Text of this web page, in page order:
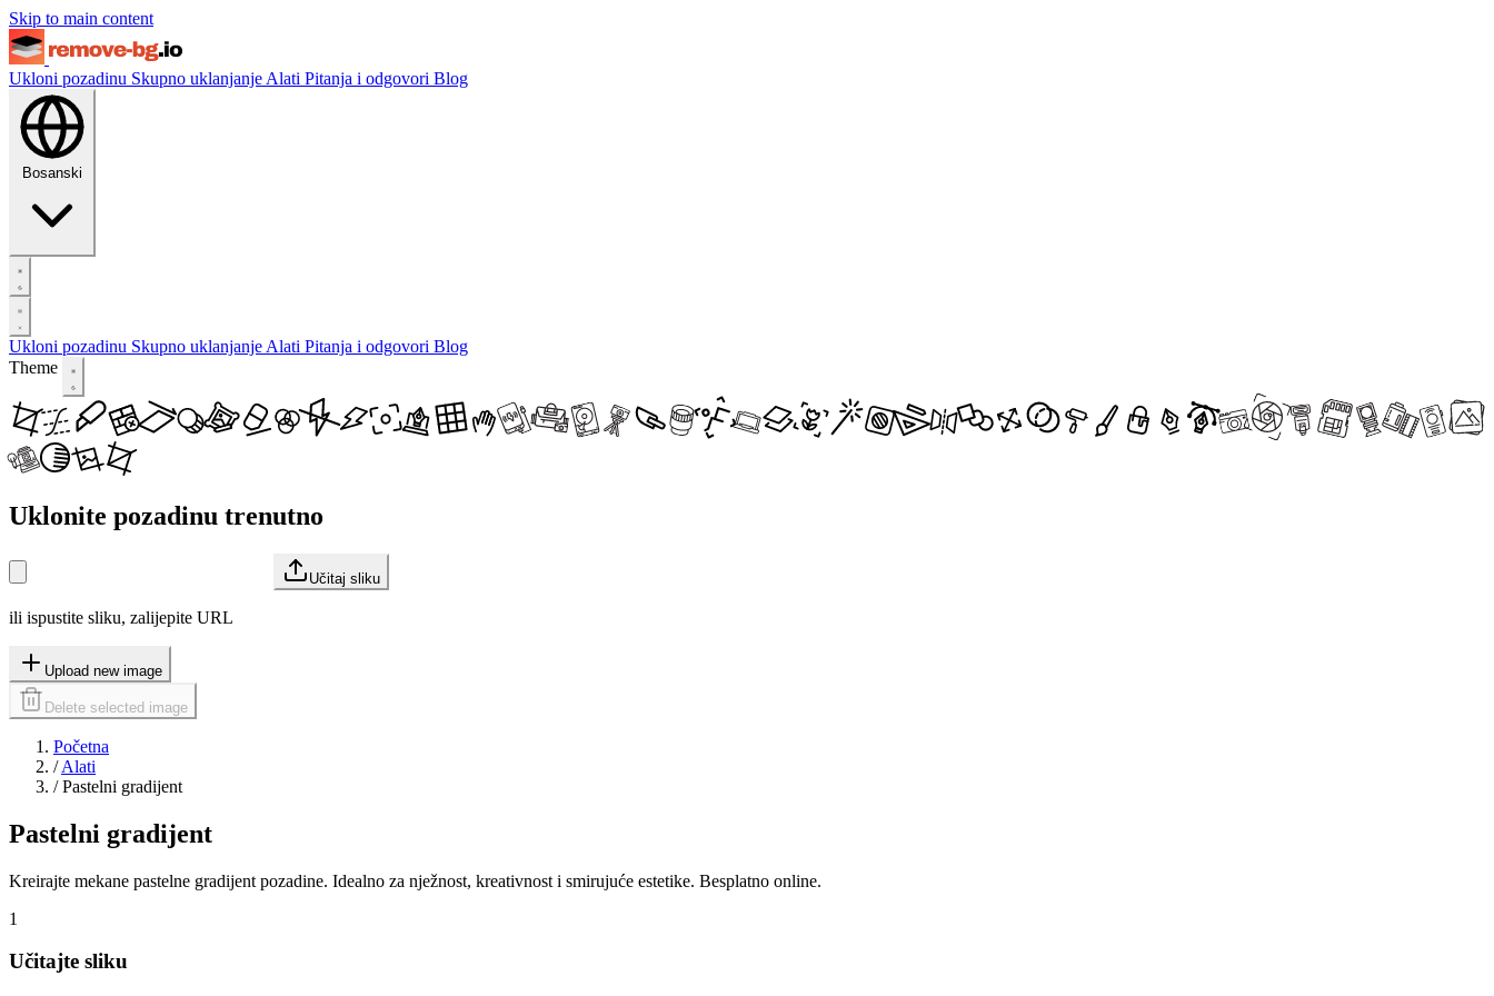
Skip to main content
Ukloni pozadinu Skupno uklanjanje Alati Pitanja i odgovori Blog
Bosanski
Ukloni pozadinu Skupno uklanjanje Alati Pitanja i odgovori Blog
Theme
Uklonite pozadinu trenutno
Učitaj sliku
ili ispustite sliku, zalijepite URL
Upload new image
Delete selected image
Početna
/ Alati
/ Pastelni gradijent
Pastelni gradijent
Kreirajte mekane pastelne gradijent pozadine. Idealno za nježnost, kreativnost i smirujuće estetike. Besplatno online.
1
Učitajte sliku